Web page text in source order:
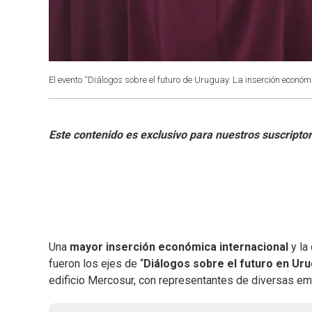
El evento “Diálogos sobre el futuro de Uruguay. La inserción
Una mayor inserción económica internacional y la
fueron los ejes de “Diálogos sobre el futuro en
edificio Mercosur, con representantes de diversas